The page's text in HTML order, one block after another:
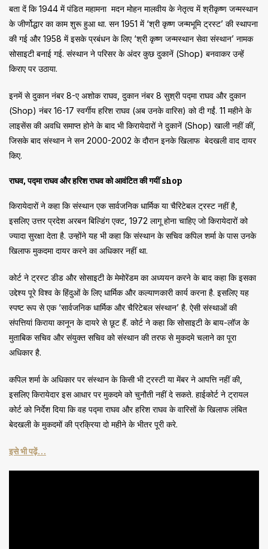
बता दें कि 1944 में पंडित महामना मदन मोहन मालवीय के नेतृत्व में श्रीकृष्ण जन्मस्थान
के जीर्णोद्धार का काम शुरू हुआ था. सन 1951 में ‘श्री कृष्ण जन्मभूमि ट्रस्ट’ की स्थापना
की गई और 1958 में इसके प्रबंधन के लिए ‘श्री कृष्ण जन्मस्थान सेवा संस्थान’ नामक
सोसाइटी बनाई गई. संस्थान ने परिसर के अंदर कुछ दुकानें (Shop) बनवाकर उन्हें
किराए पर उठाया.
इनमें से दुकान नंबर 8-ए अशोक राघव, दुकान नंबर 8 सुश्री पद्मा राघव और दुकान
(Shop) नंबर 16-17 स्वर्गीय हरिश राघव (अब उनके वारिस) को दी गईं. 11 महीने के
लाइसेंस की अवधि समाप्त होने के बाद भी किरायेदारों ने दुकानें (Shop) खाली नहीं कीं,
जिसके बाद संस्थान ने सन 2000-2002 के दौरान इनके खिलाफ बेदखली वाद दायर
किए.
राघव, पद्मा राघव और हरिश राघव को आवंटित की गयीं shop
किरायेदारों ने कहा कि संस्थान एक सार्वजनिक धार्मिक या चैरिटेबल ट्रस्ट नहीं है,
इसलिए उत्तर प्रदेश अरबन बिल्डिंग एक्ट, 1972 लागू होना चाहिए जो किरायेदारों को
ज्यादा सुरक्षा देता है. उन्होंने यह भी कहा कि संस्थान के सचिव कपिल शर्मा के पास उनके
खिलाफ मुकदमा दायर करने का अधिकार नहीं था.
कोर्ट ने ट्रस्ट डीड और सोसाइटी के मेमोरेंडम का अध्ययन करने के बाद कहा कि इसका
उद्देश्य पूरे विश्व के हिंदुओं के लिए धार्मिक और कल्याणकारी कार्य करना है. इसलिए यह
स्पष्ट रूप से एक ‘सार्वजनिक धार्मिक और चैरिटेबल संस्थान’ है. ऐसी संस्थाओं की
संपत्तियां किराया कानून के दायरे से छूट हैं. कोर्ट ने कहा कि सोसाइटी के बाय-लॉज के
मुताबिक सचिव और संयुक्त सचिव को संस्थान की तरफ से मुकदमे चलाने का पूरा
अधिकार है.
कपिल शर्मा के अधिकार पर संस्थान के किसी भी ट्रस्टी या मेंबर ने आपत्ति नहीं की,
इसलिए किरायेदार इस आधार पर मुकदमे को चुनौती नहीं दे सकते. हाईकोर्ट ने ट्रायल
कोर्ट को निर्देश दिया कि वह पद्मा राघव और हरिश राघव के वारिसों के खिलाफ लंबित
बेदखली के मुकदमों की प्रक्रिया दो महीने के भीतर पूरी करे.
इसे भी पढ़ें…